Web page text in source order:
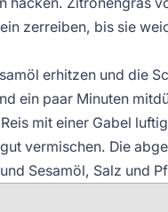
zerreiben, bis sie
erhitzen und die
ein paar Minuten
mit einer Gabel
vermischen. Die
Sesamöl, Salz und